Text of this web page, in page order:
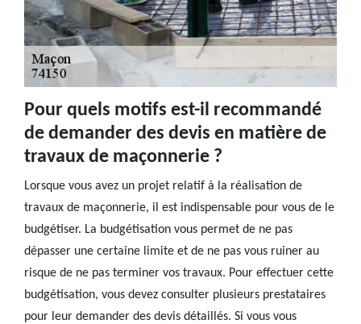
Pour quels motifs est-il recommandé
de demander des devis en matière de
travaux de maçonnerie ?
Lorsque vous avez un projet relatif à la réalisation de
travaux de maçonnerie, il est indispensable pour vous de le
budgétiser. La budgétisation vous permet de ne pas
dépasser une certaine limite et de ne pas vous ruiner au
risque de ne pas terminer vos travaux. Pour effectuer cette
budgétisation, vous devez consulter plusieurs prestataires
pour leur demander des devis détaillés. Si vous vous